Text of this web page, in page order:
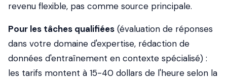
revenu flexible, pas comme source principale.
Pour les tâches qualifiées (évaluation de réponses
dans votre domaine d'expertise, rédaction de
données d'entraînement en contexte spécialisé) :
les tarifs montent à 15-40 dollars de l'heure selon la